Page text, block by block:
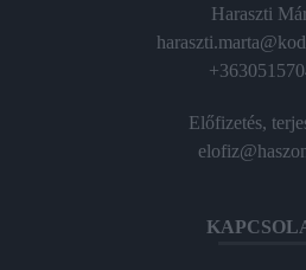
Haraszti
Előfizetés,